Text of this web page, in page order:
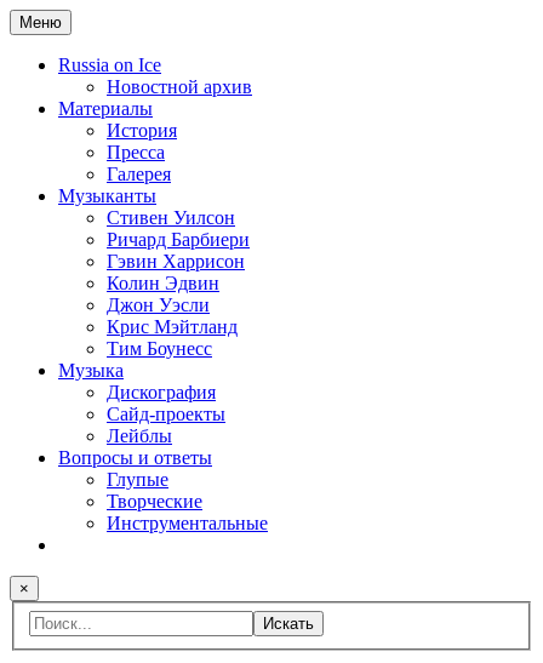
Меню
Russia on Ice
Новостной архив
Материалы
История
Пресса
Галерея
Музыканты
Стивен Уилсон
Ричард Барбиери
Гэвин Харрисон
Колин Эдвин
Джон Уэсли
Крис Мэйтланд
Тим Боунесс
Музыка
Дискография
Сайд-проекты
Лейблы
Вопросы и ответы
Глупые
Творческие
Инструментальные
×
Искать